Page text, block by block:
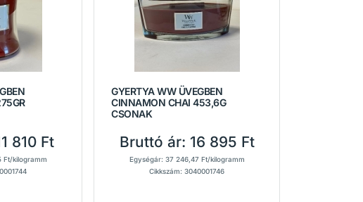
810 Ft
Ft/kilogramm
GYERTYA WW ÜVEGBEN
CINNAMON CHAI 453,6G
CSONAK
Bruttó ár: 16 895 Ft
Egységár: 37 246,47 Ft/kilogramm
Cikkszám: 3040001746